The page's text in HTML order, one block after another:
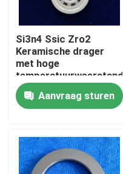
Huis
VR toon
Si3n4 Ssic Zro2
Keramische drager
met hoge
temperatuurweerstand
voor industriële
doeleinden
Aanvraag sturen